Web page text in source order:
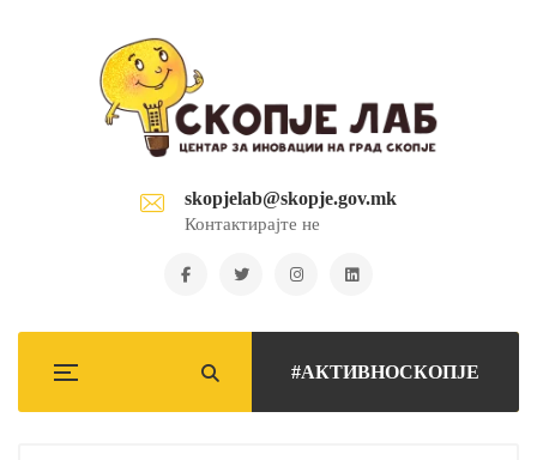
skopjelab@skopje.gov.mk
Контактирајте не
#АКТИВНОСКОПЈЕ